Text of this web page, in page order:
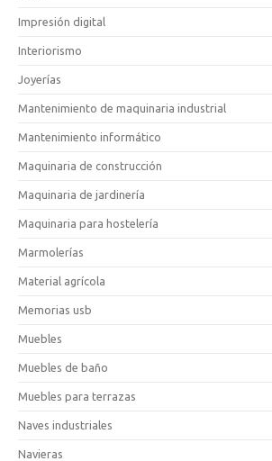
Impresión digital
Interiorismo
Joyerías
Mantenimiento de maquinaria industrial
Mantenimiento informático
Maquinaria de construcción
Maquinaria de jardinería
Maquinaria para hostelería
Marmolerías
Material agrícola
Memorias usb
Muebles
Muebles de baño
Muebles para terrazas
Naves industriales
Navieras